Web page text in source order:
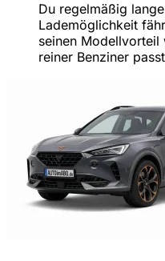
Du regelmäßig
Lademöglichkeit
seinen Modellvorteil
reiner Benziner